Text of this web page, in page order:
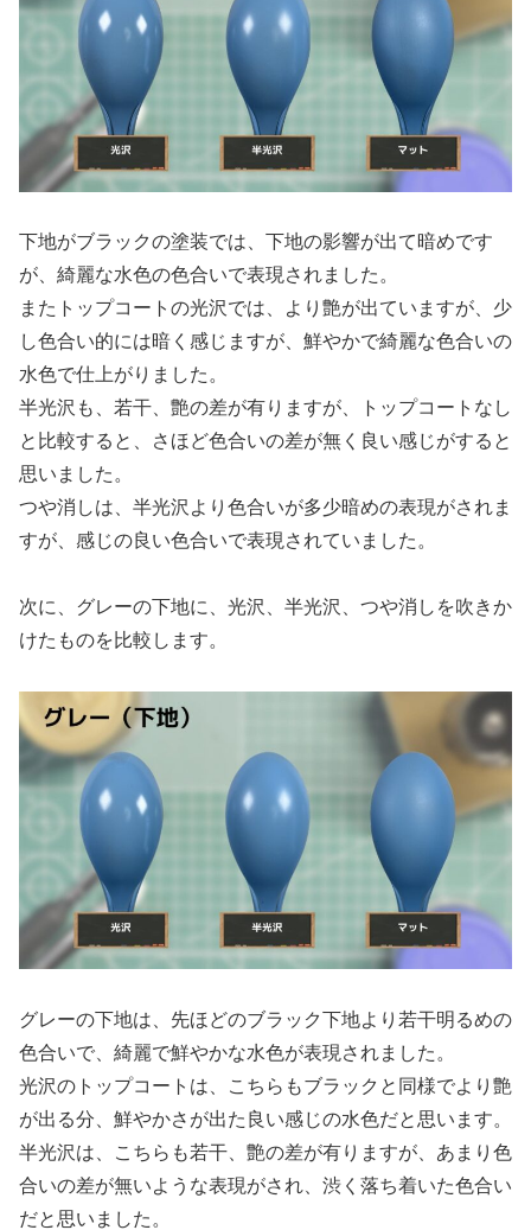
下地がブラックの塗装では、下地の影響が出て暗めです
が、綺麗な水色の色合いで表現されました。
またトップコートの光沢では、より艶が出ていますが、少
し色合い的には暗く感じますが、鮮やかで綺麗な色合いの
水色で仕上がりました。
半光沢も、若干、艶の差が有りますが、トップコートなし
と比較すると、さほど色合いの差が無く良い感じがすると
思いました。
つや消しは、半光沢より色合いが多少暗めの表現がされま
すが、感じの良い色合いで表現されていました。
次に、グレーの下地に、光沢、半光沢、つや消しを吹きか
けたものを比較します。
グレーの下地は、先ほどのブラック下地より若干明るめの
色合いで、綺麗で鮮やかな水色が表現されました。
光沢のトップコートは、こちらもブラックと同様でより艶
が出る分、鮮やかさが出た良い感じの水色だと思います。
半光沢は、こちらも若干、艶の差が有りますが、あまり色
合いの差が無いような表現がされ、渋く落ち着いた色合い
だと思いました。